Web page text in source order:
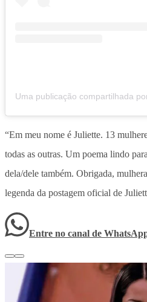
“Em meu nome é Juliette. 13
todas as outras. Um poema lindo
dela/dele também. Obrigada,
legenda da postagem oficial de
Entre no canal de